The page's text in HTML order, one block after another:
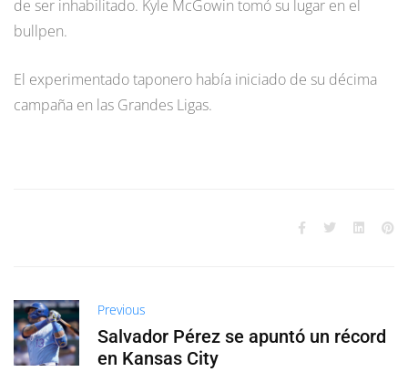
de ser inhabilitado. Kyle McGowin tomó su lugar en el
bullpen.
El experimentado taponero había iniciado de su décima
campaña en las Grandes Ligas.
Previous
Salvador Pérez se apuntó un récord
en Kansas City